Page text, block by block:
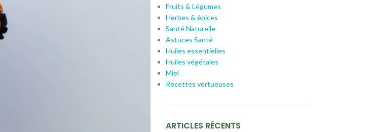
Fruits & Légumes
Herbes & épices
Santé Naturelle
Astuces Santé
Huiles essentielles
Huiles végétales
Miel
Recettes vertueuses
ARTICLES RÉCENTS